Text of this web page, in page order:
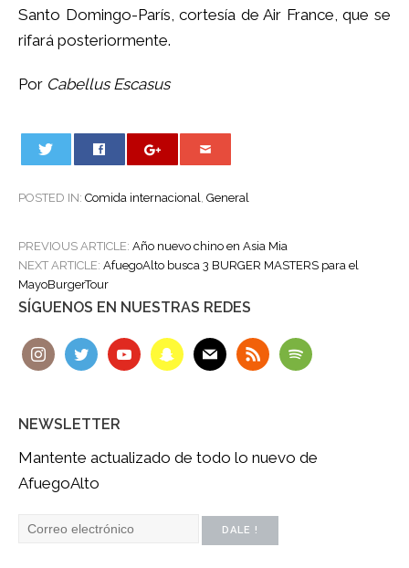
Santo Domingo-París, cortesía de Air France, que se
rifará posteriormente.
Por Cabellus Escasus
POSTED IN: Comida internacional, General
POST
NAVIGATION
PREVIOUS ARTICLE: Año nuevo chino en Asia Mia
NEXT ARTICLE: AfuegoAlto busca 3 BURGER MASTERS para el
MayoBurgerTour
SÍGUENOS EN NUESTRAS REDES
NEWSLETTER
Mantente actualizado de todo lo nuevo de
AfuegoAlto